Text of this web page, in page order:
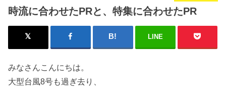
時流に合わせたPRと、特集に合わせたPR
LINE
みなさんこんにちは。
大型台風8号も過ぎ去り、